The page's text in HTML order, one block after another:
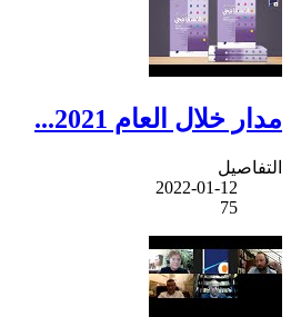
مدار خلال العام 2021...
التفاصيل
2022-01-12
75